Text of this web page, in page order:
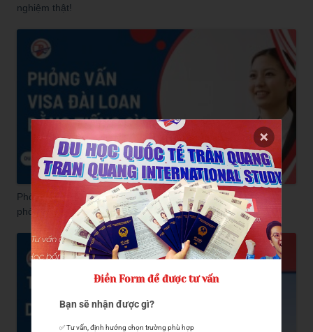
nghiệm thật!
Phỏng vấn visa Đài Loan bằng tiếng gì? Bí quyết vượt qua
phỏng vấn visa
Điền Form để được tư vấn
Bạn sẽ nhận được gì?
✅ Tư vấn, định hướng chọn trường phù hợp